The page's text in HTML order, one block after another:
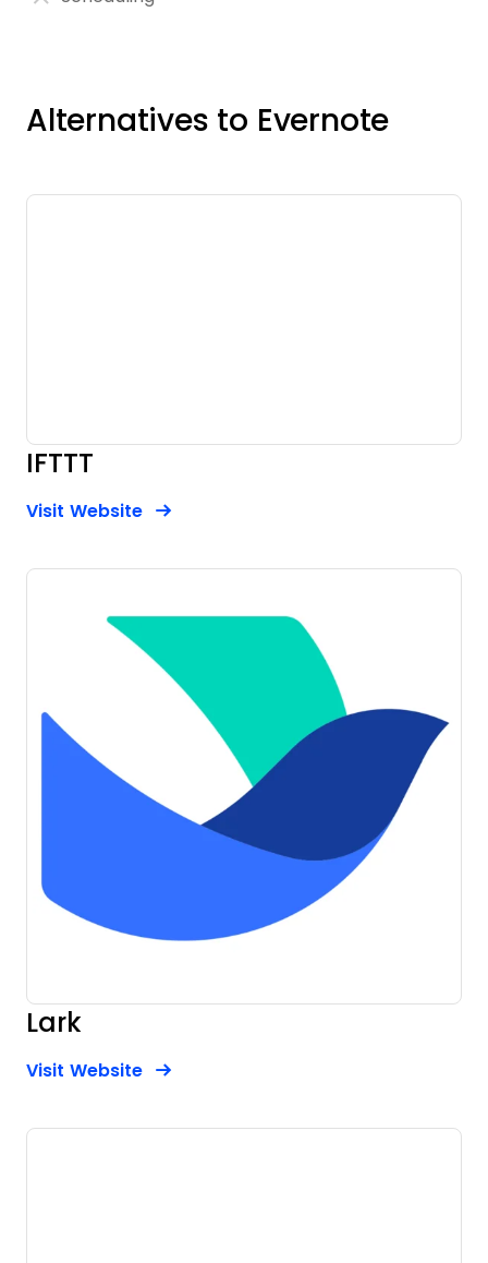
Alternatives to Evernote
IFTTT
Visit WebsiteOpens New Window
Lark
Visit WebsiteOpens New Window